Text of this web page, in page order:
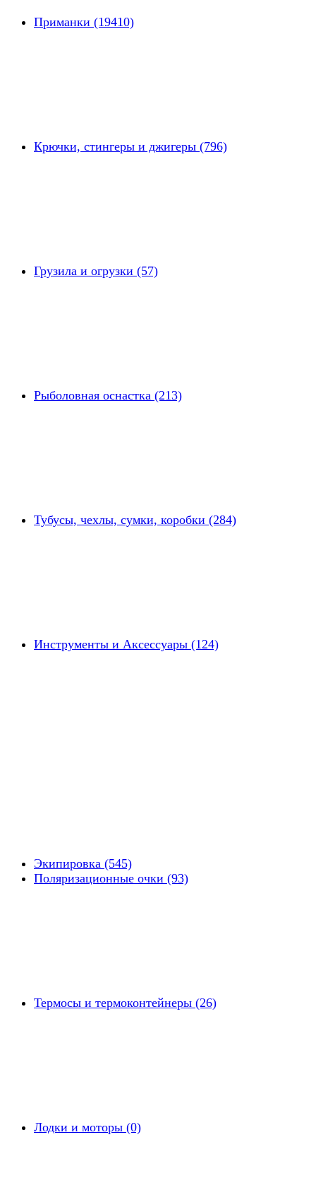
Приманки (19410)
Крючки, стингеры и джигеры (796)
Грузила и огрузки (57)
Рыболовная оснастка (213)
Тубусы, чехлы, сумки, коробки (284)
Инструменты и Аксессуары (124)
Экипировка (545)
Поляризационные очки (93)
Термосы и термоконтейнеры (26)
Лодки и моторы (0)